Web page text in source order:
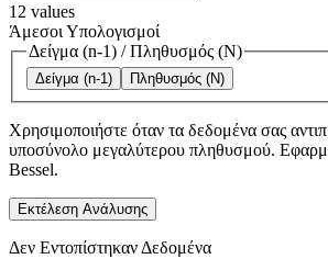
12 values
Άμεσοι Υπολογισμοί
Δείγμα (n-1) /Πληθυσμός (N)
Δείγμα (n-1) Πληθυσμός (N)
Χρησιμοποιήστε όταν τα δεδομένα σας
υποσύνολο μεγαλύτερου πληθυσμού.
Bessel.
Εκτέλεση Ανάλυσης
Δεν Εντοπίστηκαν Δεδομένα